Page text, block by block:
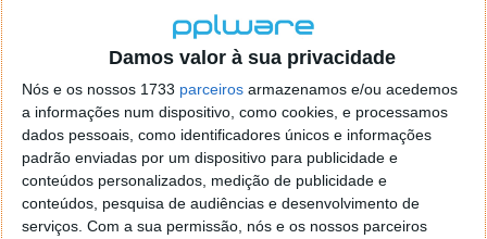
Damos valor à sua privacidade
Nós e os nossos 1733 parceiros armazenamos e/ou acedemos
a informações num dispositivo, como cookies, e processamos
dados pessoais, como identificadores únicos e informações
padrão enviadas por um dispositivo para publicidade e
conteúdos personalizados, medição de publicidade e
conteúdos, pesquisa de audiências e desenvolvimento de
serviços. Com a sua permissão, nós e os nossos parceiros